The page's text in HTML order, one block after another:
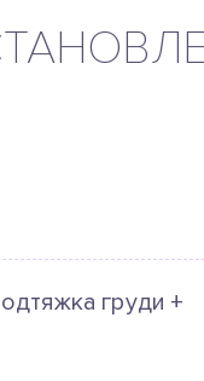
груди +